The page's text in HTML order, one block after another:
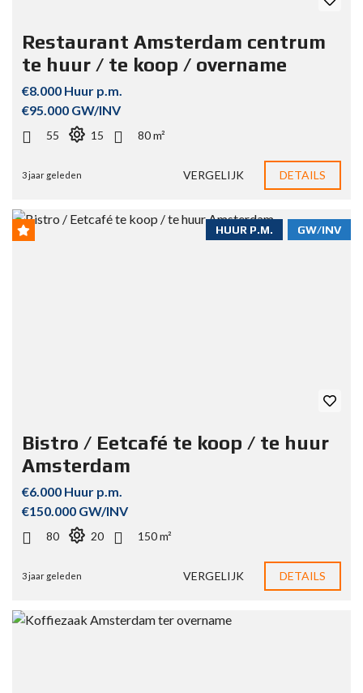
Restaurant Amsterdam centrum
te huur / te koop / overname
€8.000 Huur p.m.
€95.000 GW/INV
55 15 80 m²
3 jaar geleden VERGELIJK DETAILS
GW/INV
HUUR P.M.
Bistro / Eetcafé te koop / te huur
Amsterdam
€6.000 Huur p.m.
€150.000 GW/INV
80 20 150 m²
3 jaar geleden VERGELIJK DETAILS